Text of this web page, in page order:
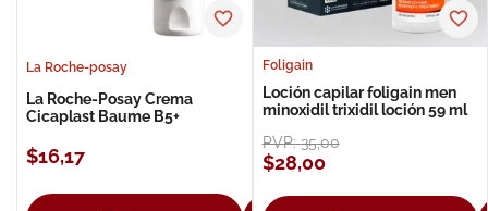
La Roche-posay
La Roche-Posay Crema
Cicaplast Baume B5+
$16,17
Foligain
Loción capilar foligain men
minoxidil trixidil loción 59 ml
PVP:35,00
$28,00